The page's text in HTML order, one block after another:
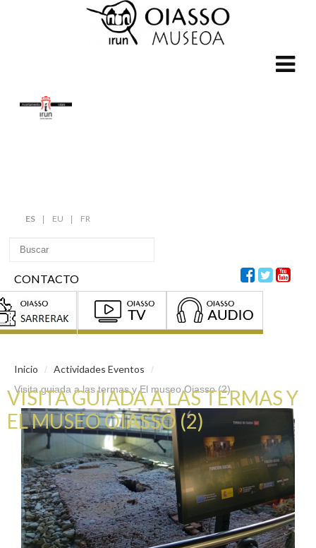
ES EU FR
CONTACTO
Inicio / Actividades Eventos
/
Visita guiada a las termas y El museo Oiasso (2)
VISITA GUIADA A LAS TERMAS Y
EL MUSEO OIASSO (2)